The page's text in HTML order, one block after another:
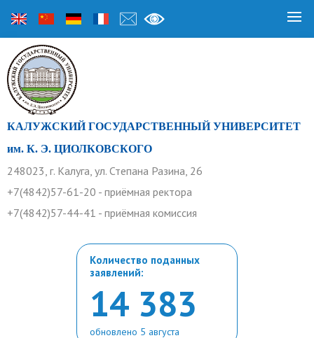
КАЛУЖСКИЙ ГОСУДАРСТВЕННЫЙ УНИВЕРСИТЕТ
им. К. Э. ЦИОЛКОВСКОГО
248023, г. Калуга, ул. Степана Разина, 26
+7(4842)57-61-20 - приёмная ректора
+7(4842)57-44-41 - приёмная комиссия
Количество поданных
заявлений:
14 383
обновлено 5 августа